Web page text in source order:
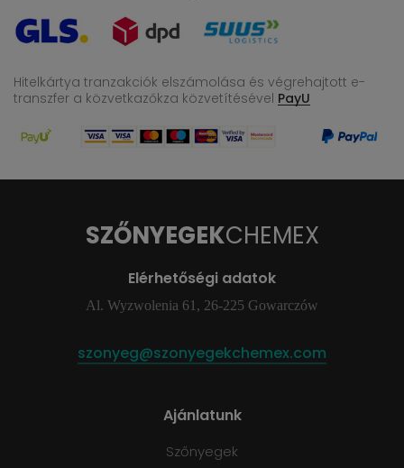
Hitelkártya tranzakciók elszámolása és végrehajtott e-
transzfer a közvetkazőkza közvetítésével PayU
SZŐNYEGEKCHEMEX
Elérhetőségi adatok
Al. Wyzwolenia 61, 26-225 Gowarczów
szonyeg@szonyegekchemex.com
Ajánlatunk
Szőnyegek